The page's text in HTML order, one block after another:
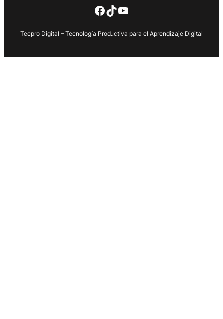
Facebook
TikTok
YouTube
Tecpro Digital – Tecnología Productiva para el Aprendizaje Digital